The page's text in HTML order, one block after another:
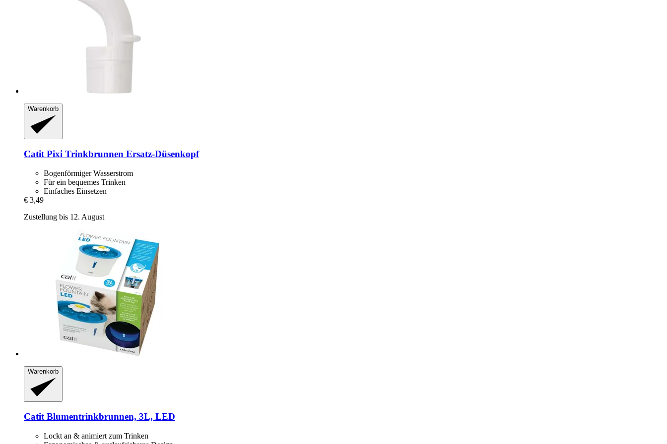
Warenkorb
Catit Pixi Trinkbrunnen Ersatz-​Düsenkopf
Bogenförmiger Wasserstrom
Für ein bequemes Trinken
Einfaches Einsetzen
€ 3,49
Zustellung bis 12. August
Warenkorb
Catit Blumentrinkbrunnen, 3L, LED
Lockt an & animiert zum Trinken